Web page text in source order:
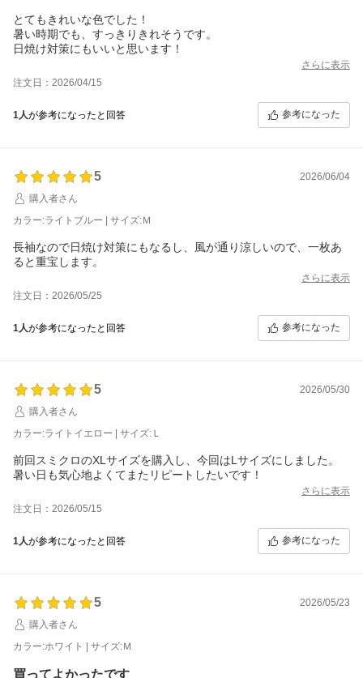
とてもきれいな色でした！
暑い時期でも、すっきりきれそうです。
日焼け対策にもいいと思います！
さらに表示
注文日：2026/04/15
1人が参考になったと回答 参考になった
5
2026/06/04
購入者さん
カラー:ライトブルー | サイズ:Ｍ
長袖なので日焼け対策にもなるし、風が通り涼しいので、一枚あ
ると重宝します。
さらに表示
注文日：2026/05/25
1人が参考になったと回答 参考になった
5
2026/05/30
購入者さん
カラー:ライトイエロー | サイズ:Ｌ
前回スミクロのXLサイズを購入し、今回はLサイズにしました。
暑い日も気心地よくてまたリピートしたいです！
さらに表示
注文日：2026/05/15
1人が参考になったと回答 参考になった
5
2026/05/23
購入者さん
カラー:ホワイト | サイズ:Ｍ
買ってよかったです